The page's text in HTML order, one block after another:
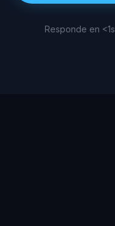
Responde en <1s